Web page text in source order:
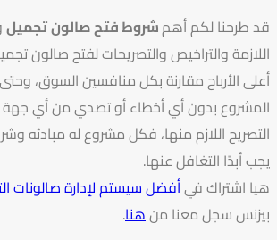
قد طرحنا لكمأهمشروط فتح صالونتجميل
اللازمة والتراخيص والتصريحات لفتح صالون
أعلى الأرباح مقارنة بكل منافسين السوق،
المشروع بدون أي أخطاء أو تصدي من أي جهة
التصريح اللازم منها، فكل مشروع له مبادئه
يجب أبدًا التغافل عنها.
هيا اشتراك فيأفضل سيستم لإدارة صالونات
بيزنس سجل معنا منهنا.